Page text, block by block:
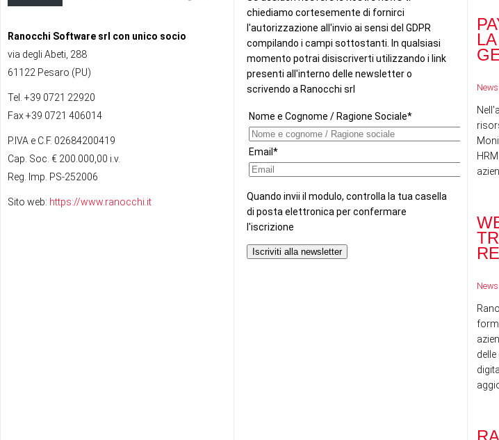
Ranocchi Software srl con unico socio
via degli Abeti, 288
61122 Pesaro (PU)
Tel. +39 0721 22920
Fax +39 0721 406014
P.IVA e C.F. 02684200419
Cap. Soc. € 200.000,00 i.v.
Reg. Imp. PS-252006
Sito web: https://www.ranocchi.it
News
News